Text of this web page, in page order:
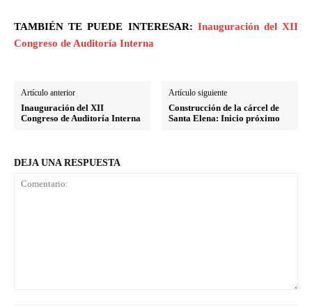
TAMBIÉN TE PUEDE INTERESAR: Inauguración del XII
Congreso de Auditoría Interna
Artículo anterior
Inauguración del XII
Congreso de Auditoría Interna
Artículo siguiente
Construcción de la cárcel de
Santa Elena: Inicio próximo
DEJA UNA RESPUESTA